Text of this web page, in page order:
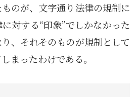
のが、文字通り法律の規制に
対する“印象”でしかなかった
、それそのものが規制として
まったわけである。